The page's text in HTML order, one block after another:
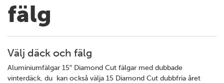
fälg
Välj däck och fälg
Aluminiumfälgar 15″ Diamond Cut fälgar med dubbade
vinterdäck, du kan också välja 15 Diamond Cut dubbfria året